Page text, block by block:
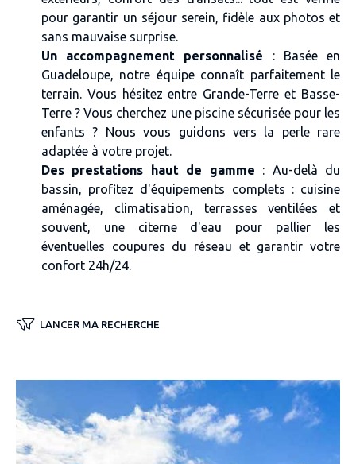
pour garantir un séjour serein, fidèle aux photos et
sans mauvaise surprise.
Un accompagnement personnalisé : Basée en
Guadeloupe, notre équipe connaît parfaitement le
terrain. Vous hésitez entre Grande-Terre et Basse-
Terre ? Vous cherchez une piscine sécurisée pour les
enfants ? Nous vous guidons vers la perle rare
adaptée à votre projet.
Des prestations haut de gamme : Au-delà du
bassin, profitez d'équipements complets : cuisine
aménagée, climatisation, terrasses ventilées et
souvent, une citerne d'eau pour pallier les
éventuelles coupures du réseau et garantir votre
confort 24h/24.
LANCER MA RECHERCHE